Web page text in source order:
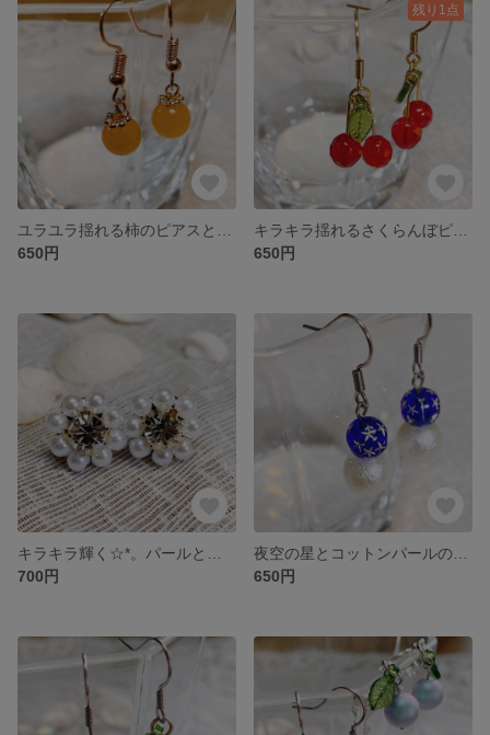
650円
残り1点
650円
700円
650円